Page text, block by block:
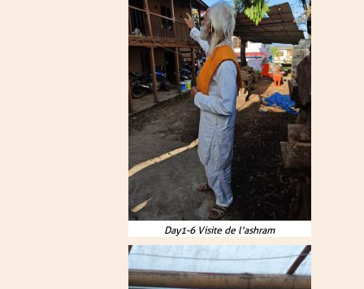
Day1-6 Visite de l'ashram